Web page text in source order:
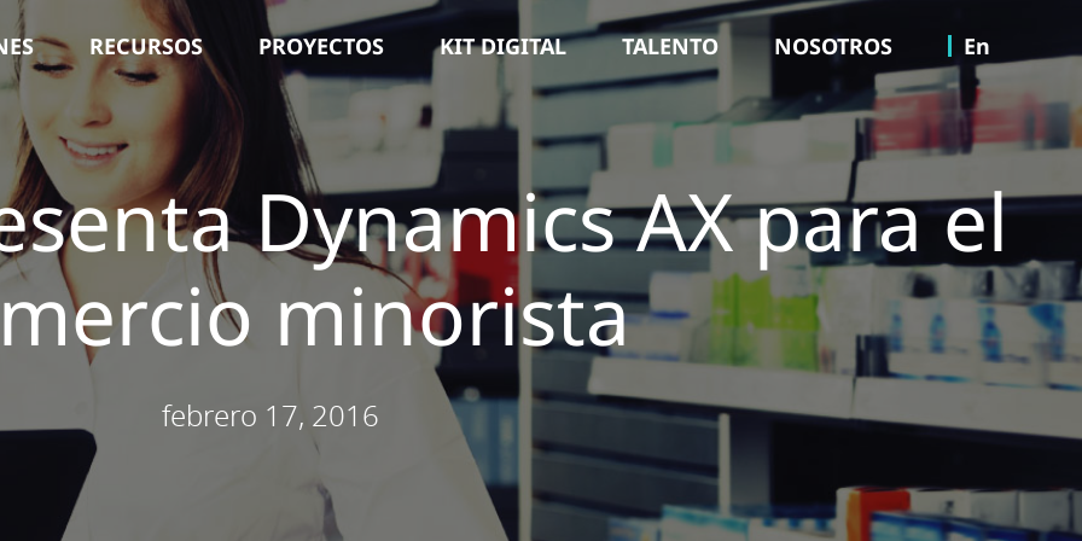
RECURSOS PROYECTOS KIT DIGITAL TALENTO NOSOTROS En
Dynamics AX para el
minorista
febrero 17, 2016